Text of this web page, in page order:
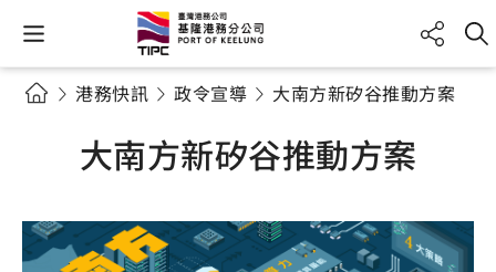
港務快訊 政令宣導 大南方新矽谷推動方案
大南方新矽谷推動方案